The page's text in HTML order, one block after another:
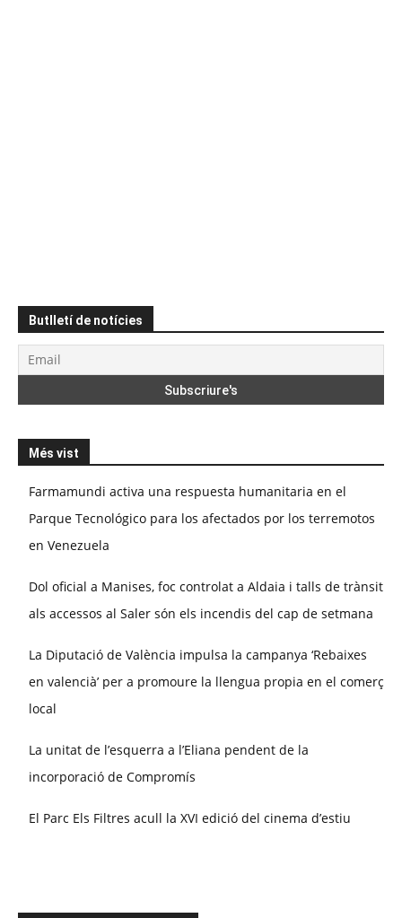
Butlletí de notícies
Més vist
Farmamundi activa una respuesta humanitaria en el
Parque Tecnológico para los afectados por los terremotos
en Venezuela
Dol oficial a Manises, foc controlat a Aldaia i talls de trànsit
als accessos al Saler són els incendis del cap de setmana
La Diputació de València impulsa la campanya ‘Rebaixes
en valencià’ per a promoure la llengua propia en el comerç
local
La unitat de l’esquerra a l’Eliana pendent de la
incorporació de Compromís
El Parc Els Filtres acull la XVI edició del cinema d’estiu